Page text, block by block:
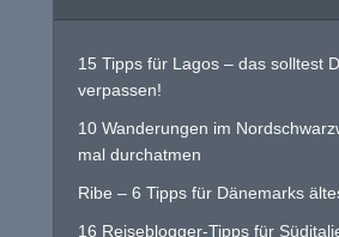
15 Tipps für Lagos – das solltest
verpassen!
10 Wanderungen im
mal durchatmen
Ribe – 6 Tipps für Dänemarks
16 Reiseblogger-Tipps für